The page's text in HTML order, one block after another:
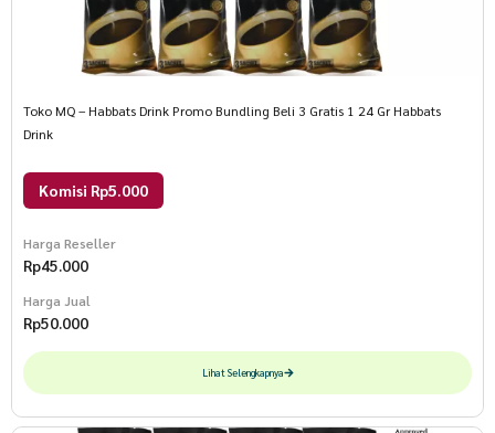
Toko MQ – Habbats Drink Promo Bundling Beli 3 Gratis 1 24 Gr Habbats
Drink
Komisi Rp5.000
Harga Reseller
Rp45.000
Harga Jual
Rp50.000
Lihat Selengkapnya